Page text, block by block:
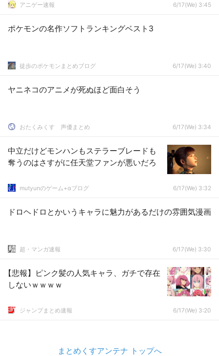
アニゲー速報 6/17(We) 3:45
ポケモンの名作ソフトランキングベスト3
徒歩のポケモンまとめブログ 6/17(We) 3:40
ヤニネコのアニメが死ぬほど面白そう
おたくみくす 声優まとめ 6/17(We) 3:34
中立だけどモンハンもステラーブレードも
奪うのはさすがに任天堂ファンが悪いだろ
mutyunのゲーム+αブログ 6/17(We) 3:32
ドロヘドロとかいうキャラに魅力があるだけの雰囲気漫画
超・マンガ速報 6/17(We) 3:30
【悲報】ピンク髪の人気キャラ、ガチで存在
しないｗｗｗｗ
ジャンプまとめ速報 6/17(We) 3:20
まとめくすアンテナ トップへ